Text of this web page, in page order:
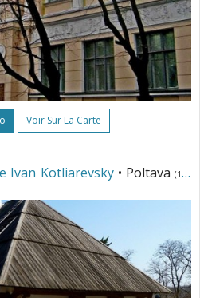
Voir Sur La Carte
Ivan Kotliarevsky • Poltava(129